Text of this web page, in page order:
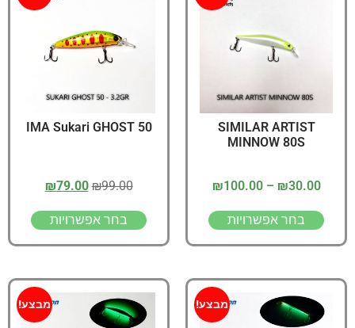
SIMILAR ARTIST
MINNOW 80S
₪30.00
–
₪100.00
בחר אפשרויות
IMA Sukari GHOST 50
₪99.00
₪79.00
בחר אפשרויות
מבצע! מבצע!